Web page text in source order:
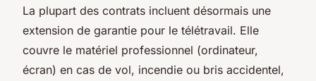
La plupart des contrats incluent désormais une
extension de garantie pour le télétravail. Elle
couvre le matériel professionnel (ordinateur,
écran) en cas de vol, incendie ou bris accidentel,